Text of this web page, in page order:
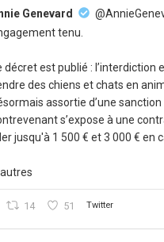
Genevard
tenu.
décret est publié : l’interdiction
des chiens et chats en
assortie d’une
s’expose à une
jusqu'à 1 500 € et 3 000 € en
14 51 Twitter